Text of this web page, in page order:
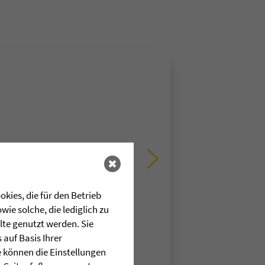
die für den Betrieb
solche, die lediglich zu
genutzt werden. Sie
auf Basis Ihrer
die Einstellungen